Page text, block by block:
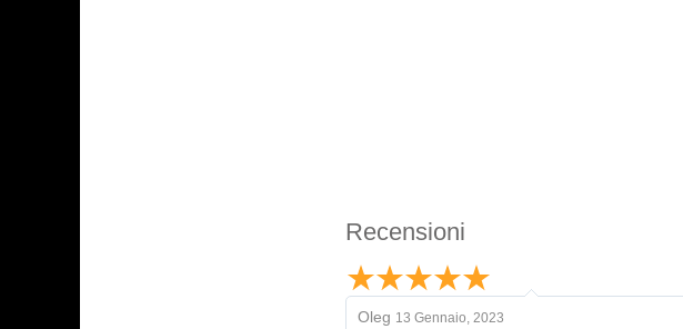
Recensioni
Oleg 13 Gennaio, 2023